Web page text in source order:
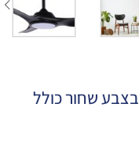
מאוורר תקרה 46" SUPERIORE בצבע שחור כולל